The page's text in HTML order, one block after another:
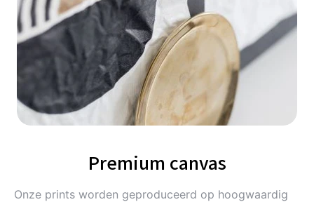
Premium canvas
Onze prints worden geproduceerd op hoogwaardig